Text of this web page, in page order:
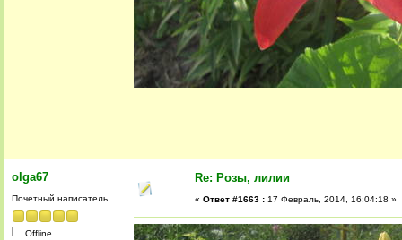
olga67
Почетный написатель
Offline
Re: Розы, лилии
« Ответ #1663 : 17 Февраль, 2014, 16:04:18 »